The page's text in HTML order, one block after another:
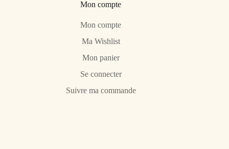
Mon compte
Mon compte
Ma Wishlist
Mon panier
Se connecter
Suivre ma commande